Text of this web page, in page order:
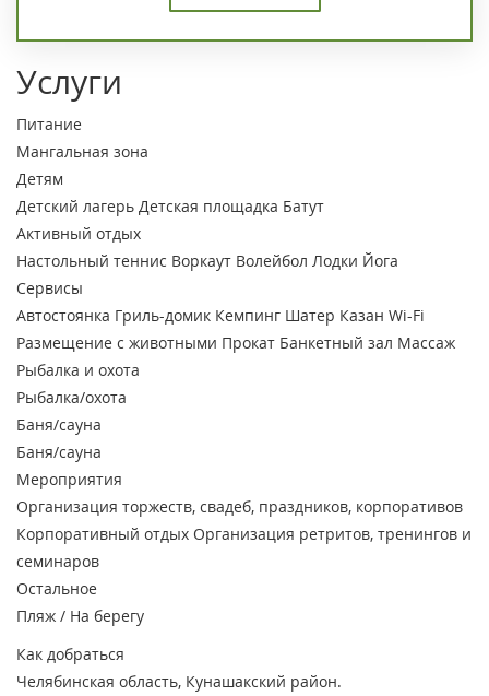
Услуги
Питание
Мангальная зона
Детям
Детский лагерь Детская площадка Батут
Активный отдых
Настольный теннис Воркаут Волейбол Лодки Йога
Сервисы
Автостоянка Гриль-домик Кемпинг Шатер Казан Wi-Fi
Размещение с животными Прокат Банкетный зал Массаж
Рыбалка и охота
Рыбалка/охота
Баня/сауна
Баня/сауна
Мероприятия
Организация торжеств, свадеб, праздников, корпоративов
Корпоративный отдых Организация ретритов, тренингов и
семинаров
Остальное
Пляж / На берегу
Как добраться
Челябинская область, Кунашакский район.